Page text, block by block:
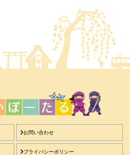
お問い合わせ
プライバシーポリシー